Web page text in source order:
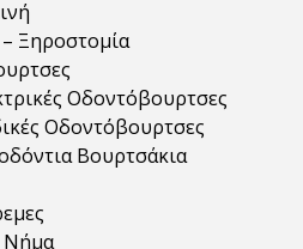
Ξηροστομία
Οδοντόβουρτσες
Οδοντόβουρτσες
Βουρτσάκια
Νήμα